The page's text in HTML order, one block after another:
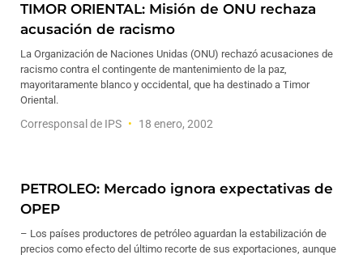
TIMOR ORIENTAL: Misión de ONU rechaza
acusación de racismo
La Organización de Naciones Unidas (ONU) rechazó acusaciones de
racismo contra el contingente de mantenimiento de la paz,
mayoritaramente blanco y occidental, que ha destinado a Timor
Oriental.
Corresponsal de IPS 18 enero, 2002
PETROLEO: Mercado ignora expectativas de
OPEP
– Los países productores de petróleo aguardan la estabilización de
precios como efecto del último recorte de sus exportaciones, aunque